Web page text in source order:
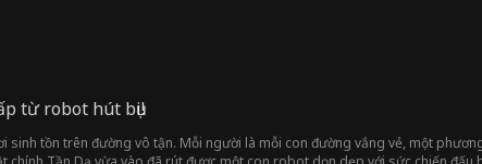
từ robot hút bụi!
sinh tồn trên đường vô tận. Mỗi người là mỗi con đường vắng vẻ, một